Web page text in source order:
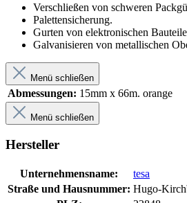
Verschließen von schweren
Palettensicherung.
Gurten von elektronischen
Galvanisieren von metallischen
Menü schließen
Abmessungen: 15mm x 66m. orange
Menü schließen
Hersteller
Unternehmensname:
tesa
Straße und Hausnummer: Hugo-